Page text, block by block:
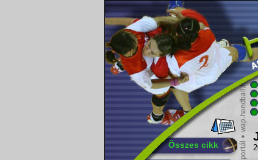
Összes cikk